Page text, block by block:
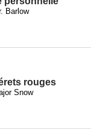
Barlow
rouges
Snow